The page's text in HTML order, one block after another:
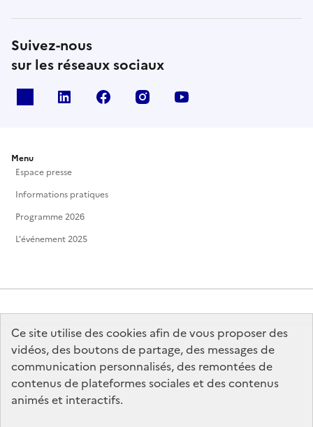
Ce site utilise des cookies afin de vous proposer des
vidéos, des boutons de partage, des messages de
communication personnalisés, des remontées de
contenus de plateformes sociales et des contenus
animés et interactifs.
Suivez-nous
sur les réseaux sociaux
Linkedin Facebook Instagram
Menu
Espace presse
Informations pratiques
Programme 2026
L'événement 2025
MINISTÈRE
DE LA CULTURE